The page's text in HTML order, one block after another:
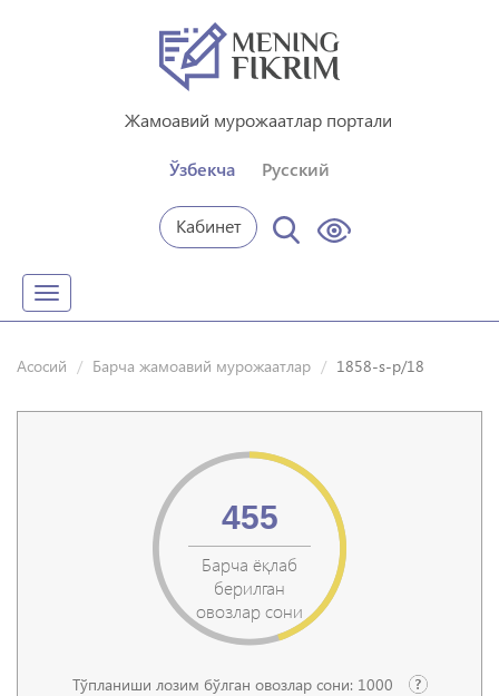
Жамоавий мурожаатлар портали
Ўзбекча Русский
Кабинет
Toggle
navigation
Асосий Барча жамоавий мурожаатлар 1858-s-p/18
Барча ёқлаб
берилган
овозлар сони
455
Тўпланиши лозим бўлган овозлар сони: 1000